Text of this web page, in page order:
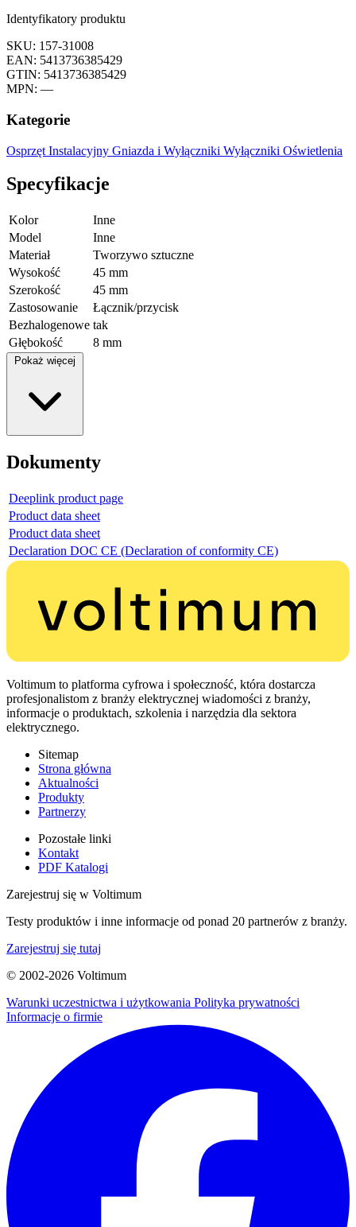
Identyfikatory produktu
SKU: 157-31008
EAN: 5413736385429
GTIN: 5413736385429
MPN: —
Kategorie
Osprzęt Instalacyjny Gniazda i Wyłączniki Wyłączniki Oświetlenia
Specyfikacje
Kolor
Inne
Model
Inne
Materiał
Tworzywo sztuczne
Wysokość
45 mm
Szerokość
45 mm
Zastosowanie
Łącznik/przycisk
Bezhalogenowe tak
Głębokość
8 mm
Pokaż więcej
Dokumenty
Deeplink product page
Product data sheet
Product data sheet
Declaration DOC CE (Declaration of conformity CE)
Voltimum to platforma cyfrowa i społeczność, która dostarcza
profesjonalistom z branży elektrycznej wiadomości z branży,
informacje o produktach, szkolenia i narzędzia dla sektora
elektrycznego.
Sitemap
Strona główna
Aktualności
Produkty
Partnerzy
Pozostałe linki
Kontakt
PDF Katalogi
Zarejestruj się w Voltimum
Testy produktów i inne informacje od ponad 20 partnerów z branży.
Zarejestruj się tutaj
© 2002-2026 Voltimum
Warunki uczestnictwa i użytkowania Polityka prywatności
Informacje o firmie